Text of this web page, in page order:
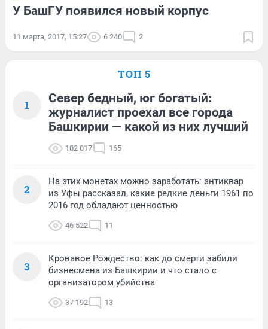
У БашГУ появился новый корпус
11 марта, 2017, 15:27 6 240 2
ТОП 5
1
Север бедный, юг богатый:
журналист проехал все города
Башкирии — какой из них лучший
102 017 165
2
На этих монетах можно заработать: антиквар
из Уфы рассказал, какие редкие деньги 1961 по
2016 год обладают ценностью
46 522 11
3
Кровавое Рождество: как до смерти забили
бизнесмена из Башкирии и что стало с
организатором убийства
37 192 13